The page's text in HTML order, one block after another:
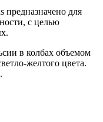
предназначено для
с целью
в колбах объемом
желтого цвета.